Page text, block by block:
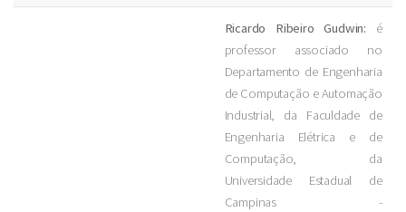
Ricardo Ribeiro Gudwin: é
professor associado no
Departamento de Engenharia
de Computação e Automação
Industrial, da Faculdade de
Engenharia Elétrica e de
Computação, da
Universidade Estadual de
Campinas -